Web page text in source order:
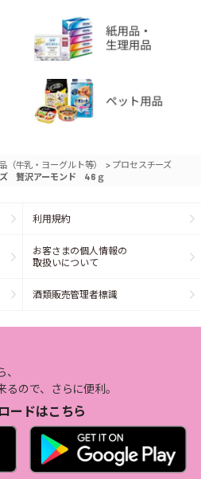
（牛乳・ヨーグルト等） > プロセスチーズ
ズ 贅沢アーモンド 46ｇ
利用規約
お客さまの個人情報の
取扱いについて
酒類販売管理者標識
ので、さらに便利。
ードはこちら